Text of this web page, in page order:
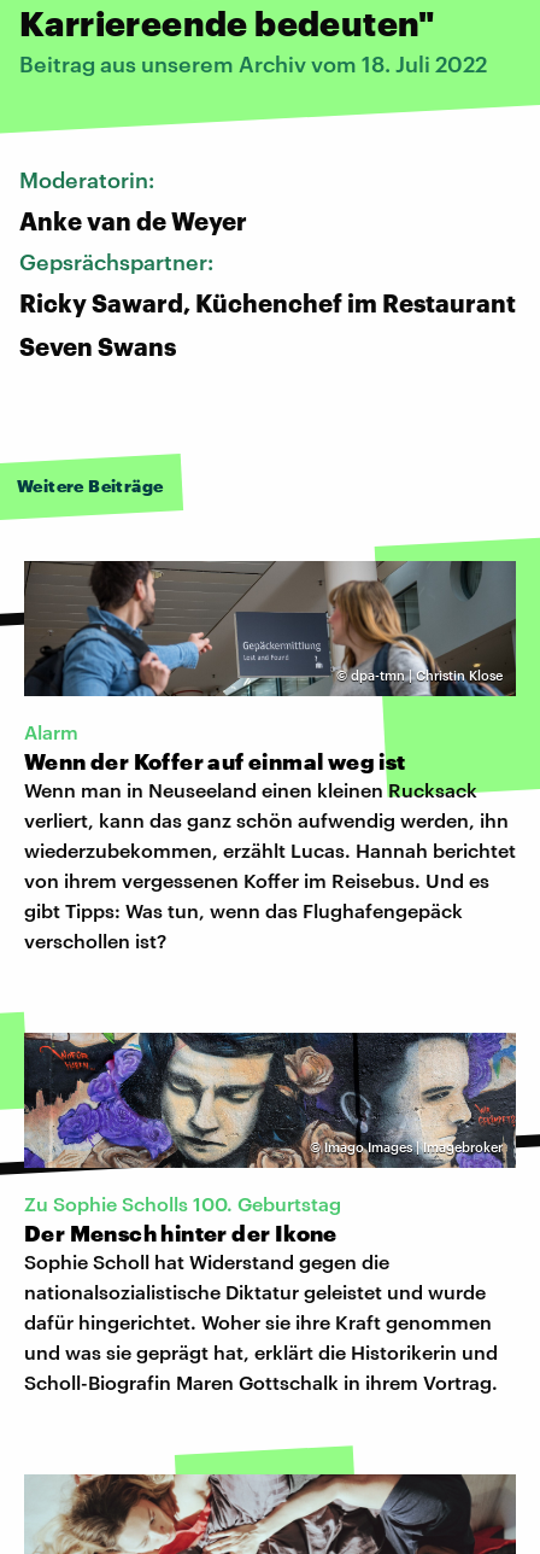
Karriereende bedeuten"
Beitrag aus unserem Archiv vom 18. Juli 2022
Moderatorin:
Anke van de Weyer
Gepsrächspartner:
Ricky Saward, Küchenchef im Restaurant
Seven Swans
Weitere Beiträge
©dpa-tmn | Christin Klose
Alarm
Wenn der Koffer auf einmal weg ist
Wenn man in Neuseeland einen kleinen Rucksack
verliert, kann das ganz schön aufwendig werden, ihn
wiederzubekommen, erzählt Lucas. Hannah berichtet
von ihrem vergessenen Koffer im Reisebus. Und es
gibt Tipps: Was tun, wenn das Flughafengepäck
verschollen ist?
©Imago Images | Imagebroker
Zu Sophie Scholls 100. Geburtstag
Der Mensch hinter der Ikone
Sophie Scholl hat Widerstand gegen die
nationalsozialistische Diktatur geleistet und wurde
dafür hingerichtet. Woher sie ihre Kraft genommen
und was sie geprägt hat, erklärt die Historikerin und
Scholl-Biografin Maren Gottschalk in ihrem Vortrag.